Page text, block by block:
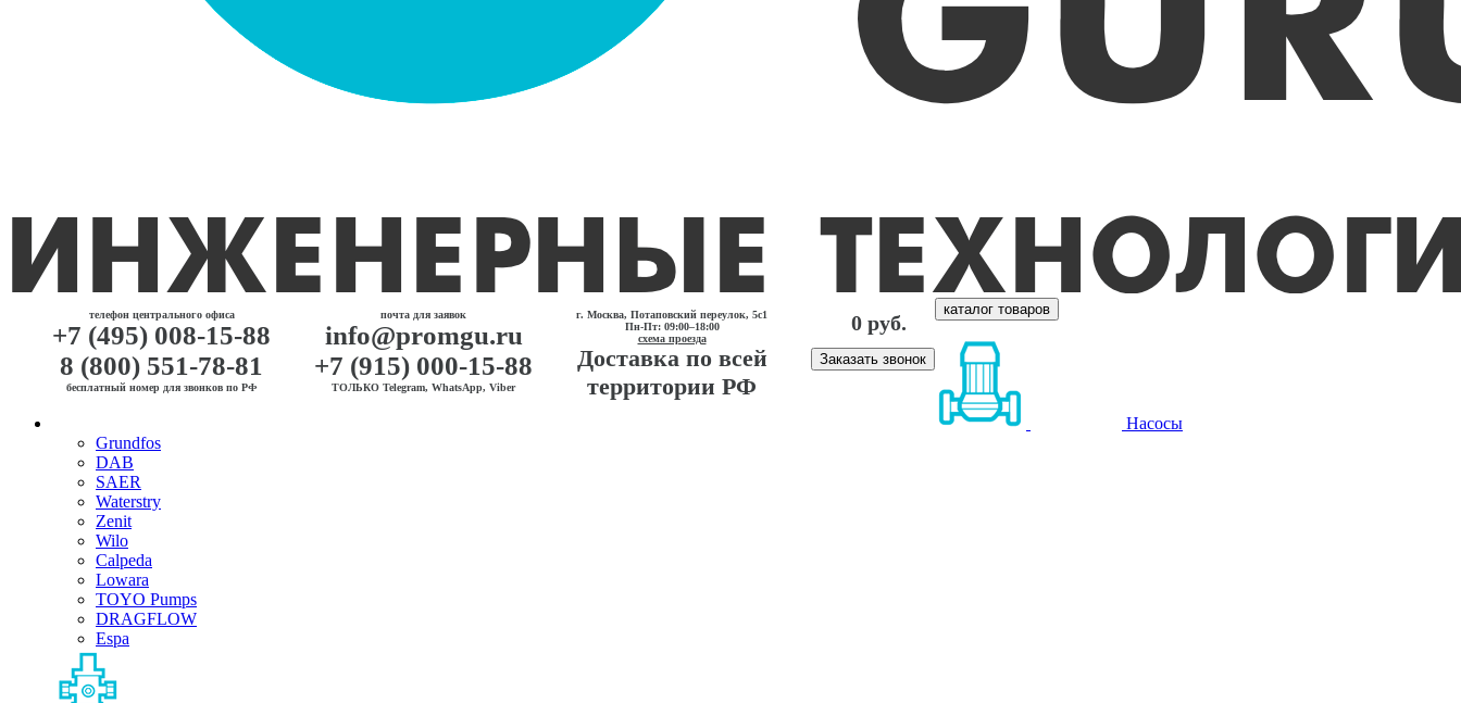
телефон центрального офиса
+7 (495) 008-15-88
8 (800) 551-78-81
бесплатный номер для звонков по РФ
почта для заявок
info@promgu.ru
+7 (915) 000-15-88
ТОЛЬКО Telegram, WhatsApp, Viber
г. Москва, Потаповский переулок, 5с1
Пн-Пт: 09:00–18:00
схема проезда
Доставка по всей
территории РФ
0 руб.
Заказать звонок
каталог товаров
Насосы
Grundfos
DAB
SAER
Waterstry
Zenit
Wilo
Calpeda
Lowara
TOYO Pumps
DRAGFLOW
Espa